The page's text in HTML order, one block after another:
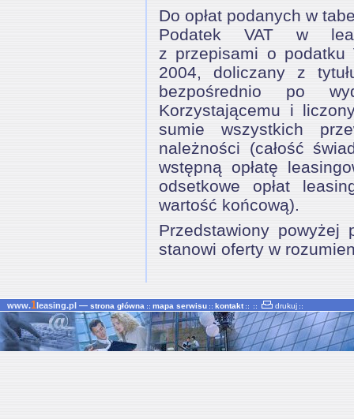
Do opłat podanych w
Podatek VAT w
z przepisami o podatku
2004, doliczany z
bezpośrednio po
Korzystającemu i
sumie wszystkich
należności (całość
wstępną opłatę
odsetkowe opłat
wartość końcową).
Przedstawiony powyżej
stanowi oferty w
www.1leasing.pl — strona główna mapa serwisu kontakt drukuj